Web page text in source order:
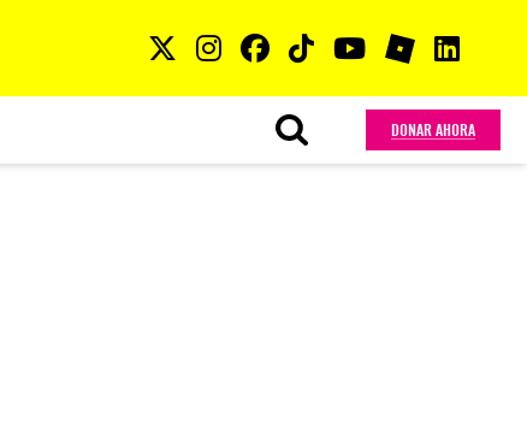
DONAR AHORA